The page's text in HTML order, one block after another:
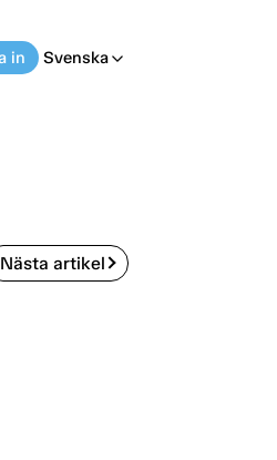
in Svenska arrow_back_ios
Nästa artikel